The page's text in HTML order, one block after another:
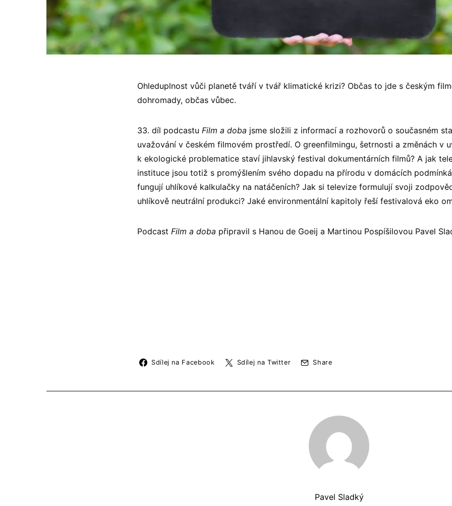
Ohleduplnost vůči planetě tváří v tvář klimatické krizi? Občas to jde s českým
dohromady, občas vůbec.
33. díl podcastu Film a doba jsme složili z informací a rozhovorů o současném
uvažování v českém filmovém prostředí. O greenfilmingu, šetrnosti a změnách v
k ekologické problematice staví jihlavský festival dokumentárních filmů? A jak
instituce jsou totiž s promýšlením svého dopadu na přírodu v domácích
fungují uhlíkové kalkulačky na natáčeních? Jak si televize formulují svoji
uhlíkově neutrální produkci? Jaké environmentální kapitoly řeší festivalová eko
Podcast Film a doba připravil s Hanou de Goeij a Martinou Pospíšilovou Pavel
Sdílej na Facebook Sdílej na Twitter Share
Pavel Sladký